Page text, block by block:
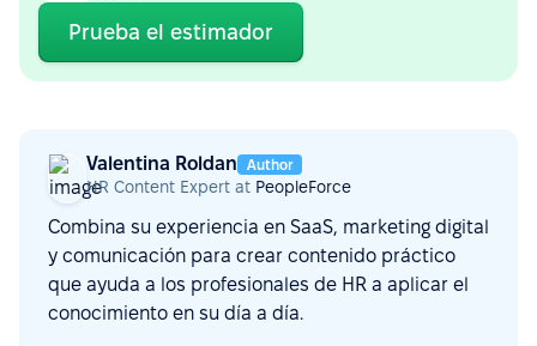
Prueba el estimador
Valentina Roldan Author
HR Content Expert at PeopleForce
Combina su experiencia en SaaS, marketing digital
y comunicación para crear contenido práctico
que ayuda a los profesionales de HR a aplicar el
conocimiento en su día a día.